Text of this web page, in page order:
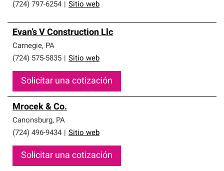
(724) 797-6254
Sitio web
Evan’s V Construction Llc
Carnegie, PA
(724) 575-5835
Sitio web
Solicitar una cotización
Mrocek & Co.
Canonsburg, PA
(724) 496-9434
Sitio web
Solicitar una cotización